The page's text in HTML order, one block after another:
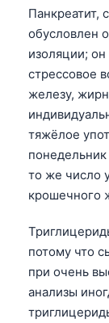
Панкреатит,
обусловлен
изоляции;
стрессовое
железу,
тяжёлое
то же число
крошечного
потому что
при очень
анализы
Bahasa
Српски
Svenska
Bosanski
Eesti
Čeština